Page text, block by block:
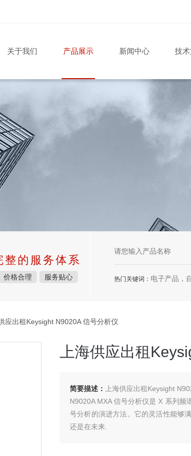
关于我们 产品展示 新闻中心 技
整的服务体系
价格合理 服务贴心 热门关键词： 电子产品，
应出租Keysight N9020A 信号分析仪
上海供应出租
简要描述：
上海供应出租Keysight
N9020A MXA 信号分析仪是 X 系列
号分析的演进方法。它的灵活性能够
还是在未来.